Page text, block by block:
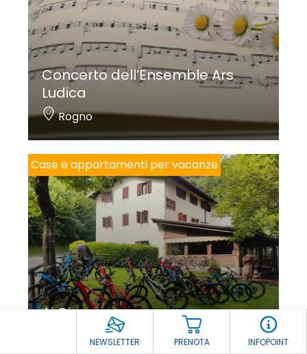
NEWSLETTER PRENOTA INFOPOINT
Concerto dell’Ensemble Ars
Ludica
Rogno
Case e appartamenti per vacanze
Ai Ciar
Costa Volpino